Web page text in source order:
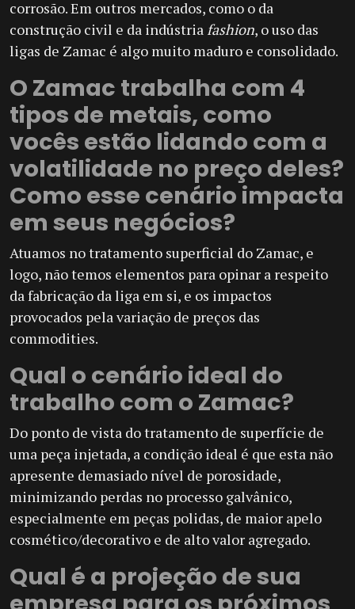
corrosão. Em outros mercados, como o da
construção civil e da indústria fashion, o uso das
ligas de Zamac é algo muito maduro e consolidado.
O Zamac trabalha com 4
tipos de metais, como
vocês estão lidando com a
volatilidade no preço deles?
Como esse cenário impacta
em seus negócios?
Atuamos no tratamento superficial do Zamac, e
logo, não temos elementos para opinar a respeito
da fabricação da liga em si, e os impactos
provocados pela variação de preços das
commodities.
Qual o cenário ideal do
trabalho com o Zamac?
Do ponto de vista do tratamento de superfície de
uma peça injetada, a condição ideal é que esta não
apresente demasiado nível de porosidade,
minimizando perdas no processo galvânico,
especialmente em peças polidas, de maior apelo
cosmético/decorativo e de alto valor agregado.
Qual é a projeção de sua